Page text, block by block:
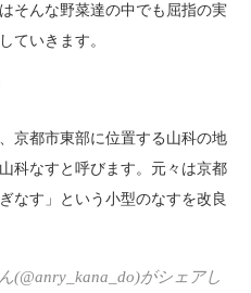
そんな野菜達の中でも屈指の実
ていきます。
京都市東部に位置する山科の地
科なすと呼びます。元々は京都
なす」という小型のなすを改良
(@anry_kana_do)がシェアし